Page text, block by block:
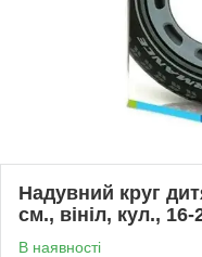
Надувний круг
см., вініл, кул.,
В наявності